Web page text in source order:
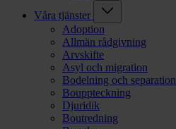
Våra tjänster
Adoption
Allmän rådgivning
Arvskifte
Asyl och migration
Bodelning och separation
Bouppteckning
Djuridik
Boutredning